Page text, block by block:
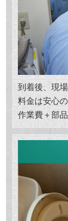
到着後、現
料金は安心
作業費＋部品